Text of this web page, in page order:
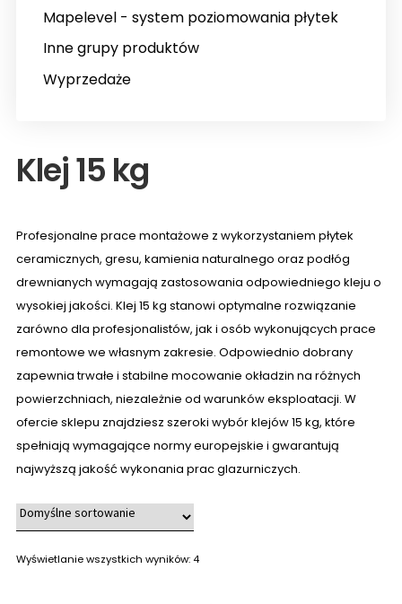
Mapelevel - system poziomowania płytek
Inne grupy produktów
Wyprzedaże
Klej 15 kg
Profesjonalne prace montażowe z wykorzystaniem płytek
ceramicznych, gresu, kamienia naturalnego oraz podłóg
drewnianych wymagają zastosowania odpowiedniego kleju o
wysokiej jakości. Klej 15 kg stanowi optymalne rozwiązanie
zarówno dla profesjonalistów, jak i osób wykonujących prace
remontowe we własnym zakresie. Odpowiednio dobrany
zapewnia trwałe i stabilne mocowanie okładzin na różnych
powierzchniach, niezależnie od warunków eksploatacji. W
ofercie sklepu znajdziesz szeroki wybór klejów 15 kg, które
spełniają wymagające normy europejskie i gwarantują
najwyższą jakość wykonania prac glazurniczych.
Wyświetlanie wszystkich wyników: 4